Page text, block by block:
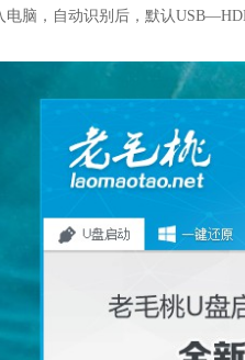
电脑，自动识别后，默认